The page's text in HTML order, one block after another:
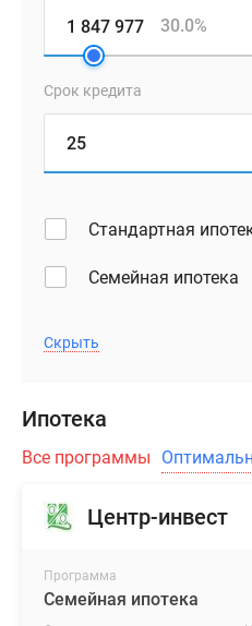
30.0%
Срок кредита
Стандартная
Семейная ипотека
Скрыть
Ипотека
Все программы
Центр-инвест
Программа
Семейная ипотека